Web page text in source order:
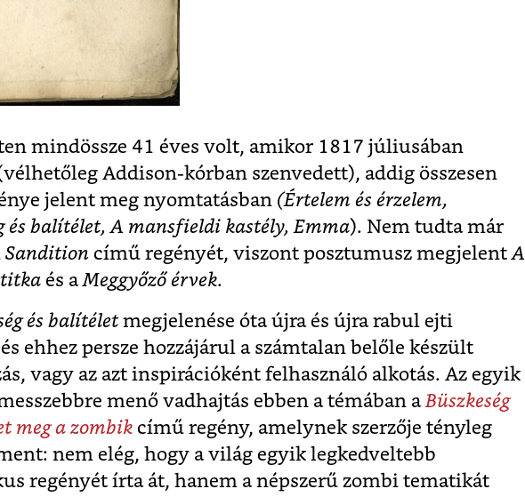
mindössze 41 éves volt, amikor 1817 júliusában
Addison-kórban szenvedett), addig összesen
jelent meg nyomtatásban (Értelem és érzelem,
és balítélet, A mansfieldi kastély, Emma). Nem tudta már
Sandition című regényét, viszont posztumusz megjelent A
és aMeggyőző érvek.
és balítéletmegjelenése óta újra és újra rabul ejti
ehhez persze hozzájárul a számtalan belőle készült
vagy az azt inspirációként felhasználó alkotás. Az egyik
menő vadhajtás ebben a témában aBüszkeség
meg a zombik című regény, amelynek szerzője tényleg
nem elég, hogy a világ egyik legkedveltebb
regényét írta át, hanem a népszerű zombi tematikát